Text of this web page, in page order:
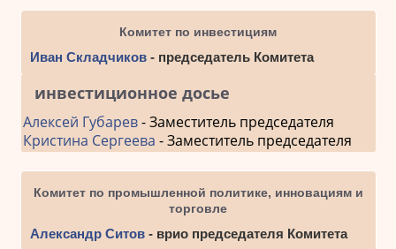
Комитет по инвестициям
Иван Складчиков- председатель Комитета
инвестиционное досье
Алексей Губарев- Заместитель председателя
Кристина Сергеева - Заместитель председателя
Комитет по промышленной политике, инновациям и
торговле
Александр Ситов- врио председателя Комитета